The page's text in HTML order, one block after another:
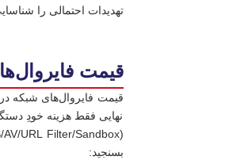
تهدیدات احتمالی را
قیمت
نهایی فقط هزینه خودِ
بسنجید: